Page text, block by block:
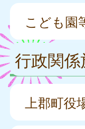
こども園
行政関
上郡町役